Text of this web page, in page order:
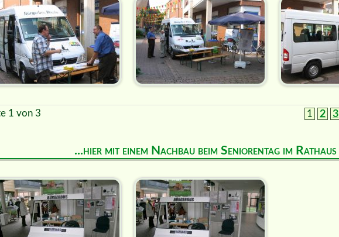
1 von 3 1 2 3
...hier mit einem Nachbau beim Seniorentag im Rathaus